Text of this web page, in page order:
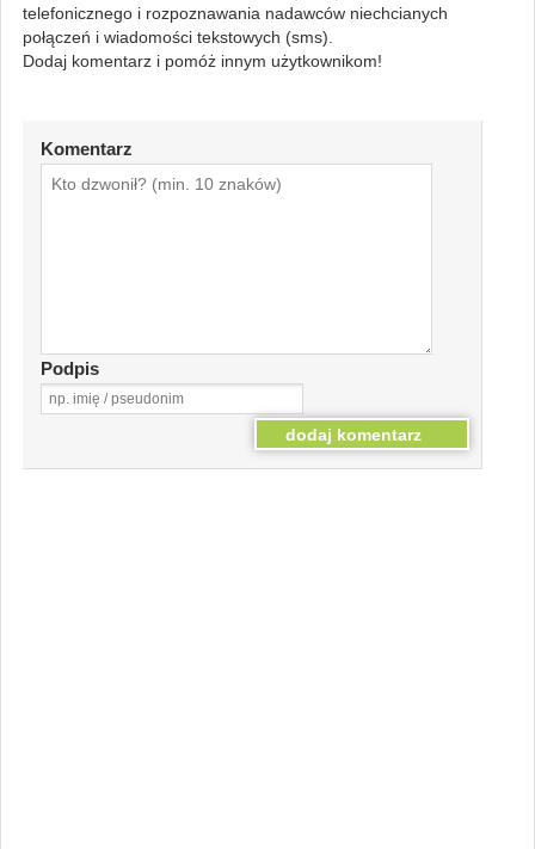
telefonicznego i rozpoznawania nadawców niechcianych
połączeń i wiadomości tekstowych (sms).
Dodaj komentarz i pomóż innym użytkownikom!
Komentarz
Podpis